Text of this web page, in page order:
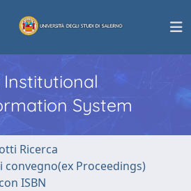
Institutional
System
Ricerca
Proceedings)
ISBN